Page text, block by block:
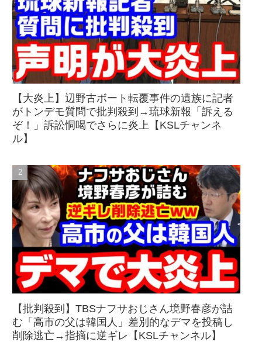
【大炎上】辺野古ボート転覆事件の遺族に記者
がトンデモ質問で批判殺到→琉球新報「訴える
ぞ！」訴訟恫喝でさらに炎上【KSLチャンネ
ル】
【批判殺到】TBSナフサおじさん境野春彦が詰
む「高市の父は韓国人」差別的なデマを投稿し
削除逃亡→指摘に逆ギレ【KSLチャンネル】